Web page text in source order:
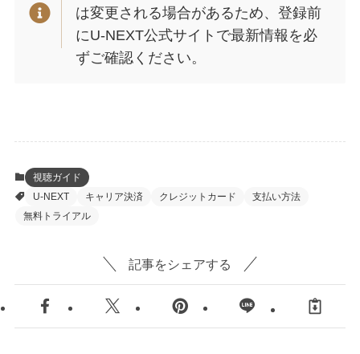
は変更される場合があるため、登録前
にU-NEXT公式サイトで最新情報を必
ずご確認ください。
視聴ガイド
U-NEXT
キャリア決済 クレジットカード
支払い方法
無料トライアル
記事をシェアする